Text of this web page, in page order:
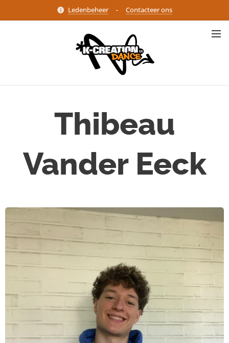
Ledenbeheer- Contacteer ons
Thibeau
Vander Eeck